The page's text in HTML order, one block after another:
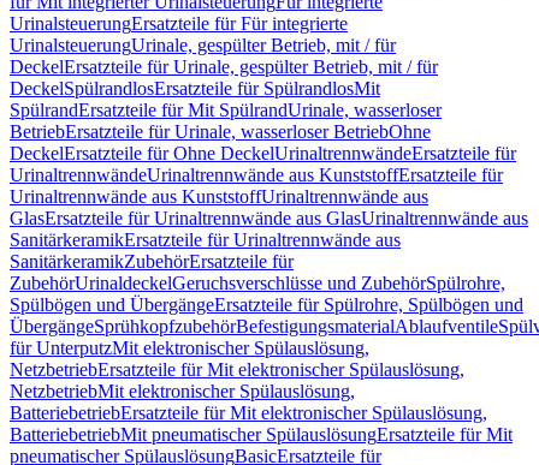
UrinalsteuerungErsatzteile für Für integrierte
UrinalsteuerungUrinale, gespülter Betrieb, mit / für
DeckelErsatzteile für Urinale, gespülter Betrieb, mit / für
DeckelSpülrandlosErsatzteile für SpülrandlosMit
SpülrandErsatzteile für Mit SpülrandUrinale, wasserloser
BetriebErsatzteile für Urinale, wasserloser BetriebOhne
DeckelErsatzteile für Ohne DeckelUrinaltrennwändeErsatzteile für
UrinaltrennwändeUrinaltrennwände aus KunststoffErsatzteile für
Urinaltrennwände aus KunststoffUrinaltrennwände aus
GlasErsatzteile für Urinaltrennwände aus GlasUrinaltrennwände aus
SanitärkeramikErsatzteile für Urinaltrennwände aus
SanitärkeramikZubehörErsatzteile für
ZubehörUrinaldeckelGeruchsverschlüsse und ZubehörSpülrohre,
Spülbögen und ÜbergängeErsatzteile für Spülrohre, Spülbögen und
ÜbergängeSprühkopfzubehörBefestigungsmaterialAblaufventile
für UnterputzMit elektronischer Spülauslösung,
NetzbetriebErsatzteile für Mit elektronischer Spülauslösung,
NetzbetriebMit elektronischer Spülauslösung,
BatteriebetriebErsatzteile für Mit elektronischer Spülauslösung,
BatteriebetriebMit pneumatischer SpülauslösungErsatzteile für Mit
pneumatischer SpülauslösungBasicErsatzteile für